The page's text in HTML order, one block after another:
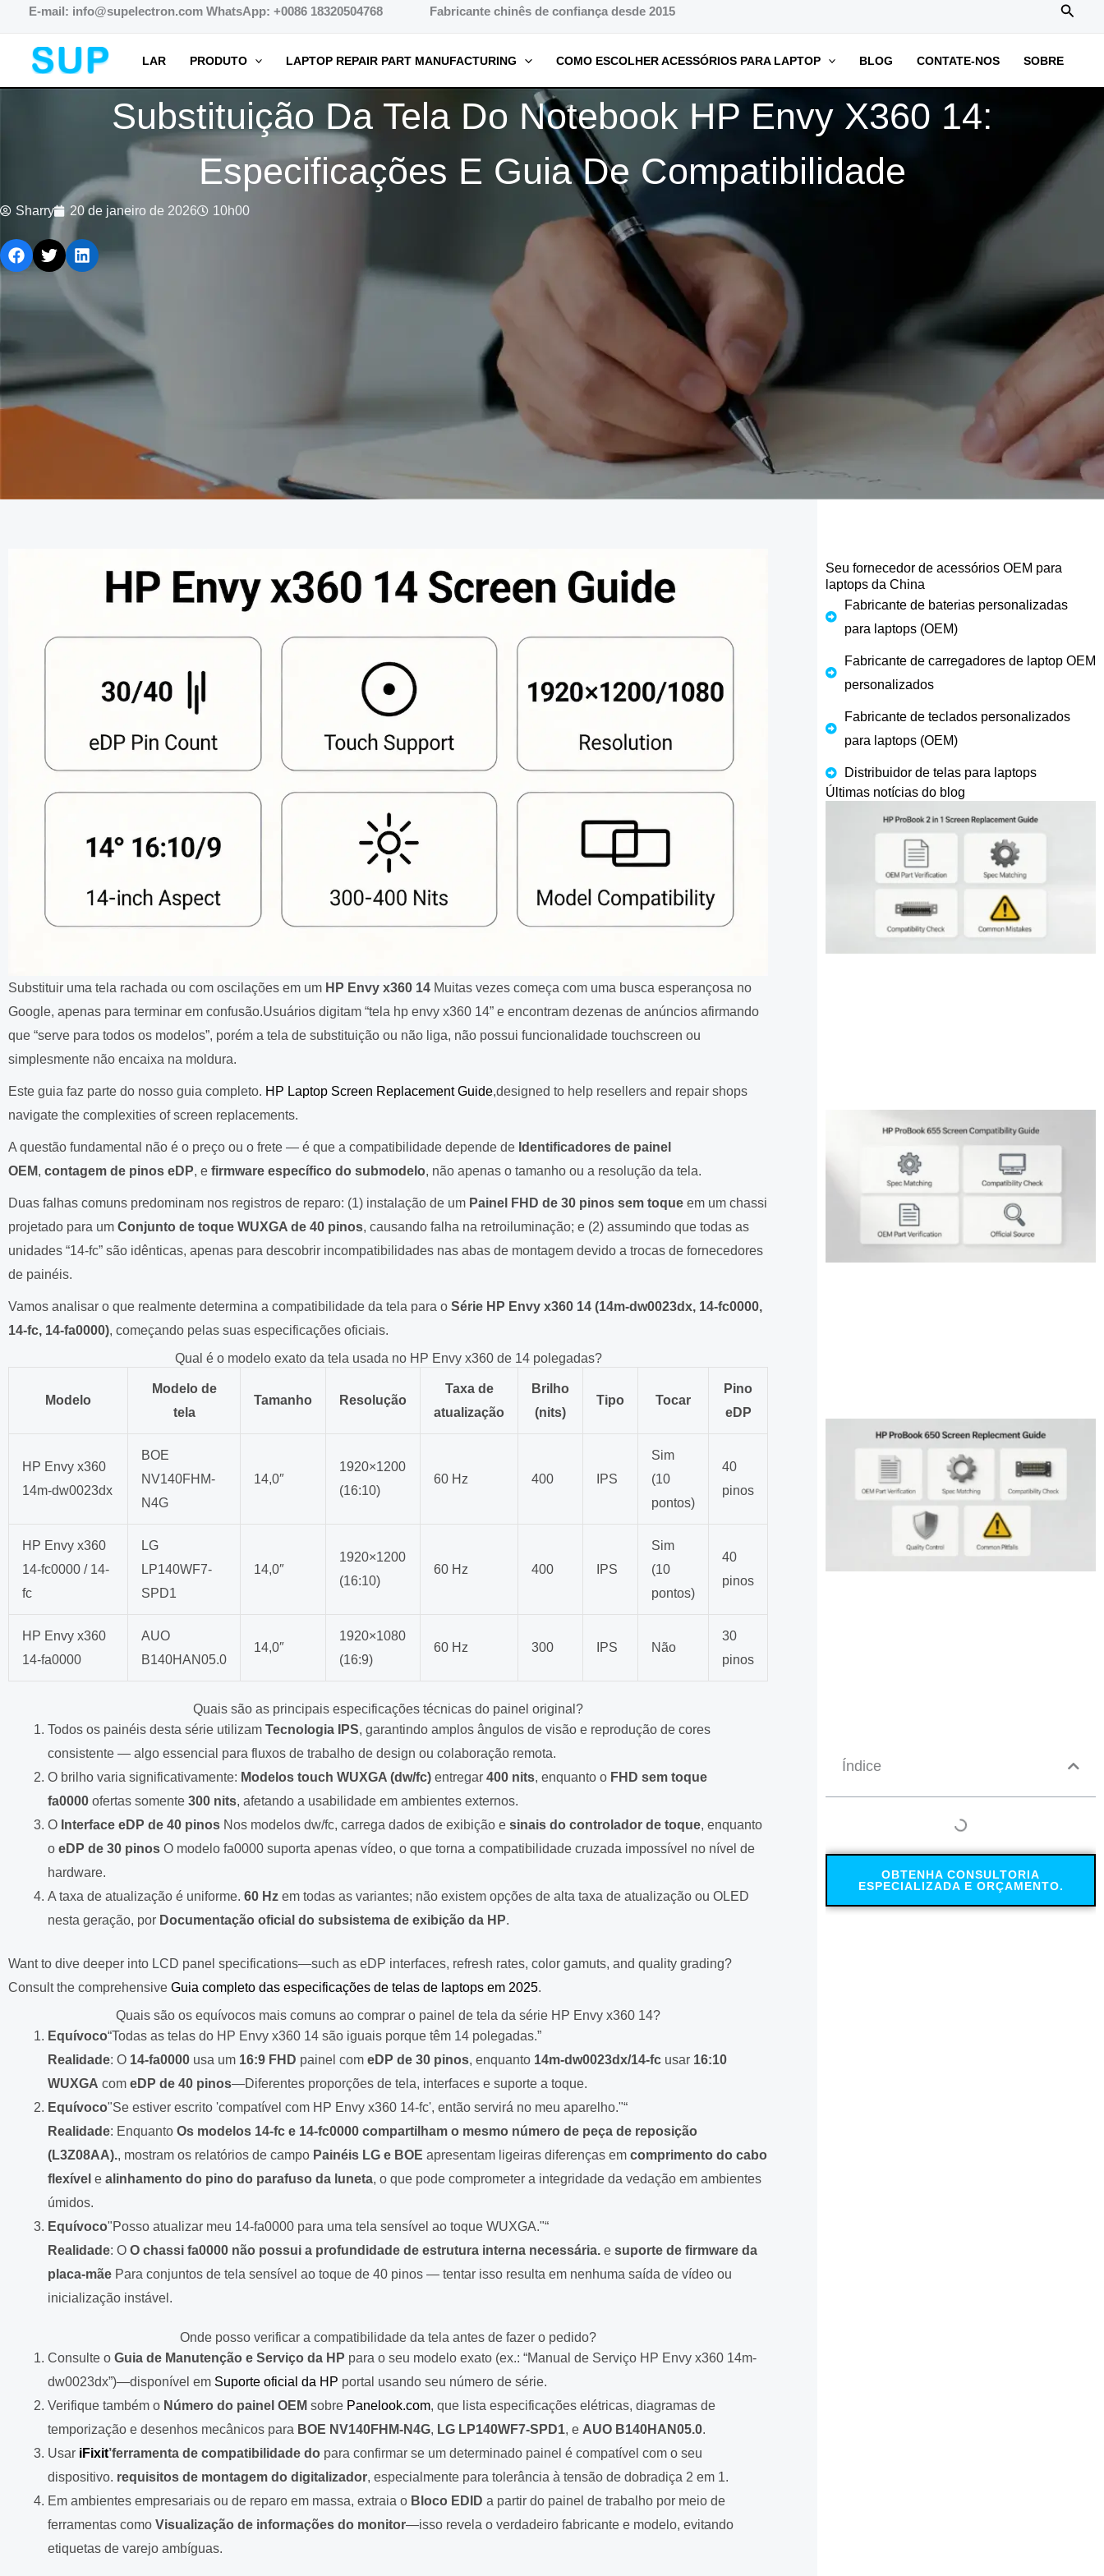
E-mail: info@supelectron.com WhatsApp: +0086 18320504768 Fabricante chinês de confiança desde 2015
搜
LAR PRODUTO LAPTOP REPAIR PART MANUFACTURING COMO ESCOLHER ACESSÓRIOS PARA LAPTOP BLOG CONTATE-NOS SOBRE
Substituição Da Tela Do Notebook HP Envy X360 14:
Especificações E Guia De Compatibilidade
Sharry 20 de janeiro de 2026 10h00
Substituir uma tela rachada ou com oscilações em um HP Envy x360 14 Muitas vezes começa com uma busca esperançosa no
Google, apenas para terminar em confusão.Usuários digitam “tela hp envy x360 14” e encontram dezenas de anúncios afirmando
que “serve para todos os modelos”, porém a tela de substituição ou não liga, não possui funcionalidade touchscreen ou
simplesmente não encaixa na moldura.
Este guia faz parte do nosso guia completo. HP Laptop Screen Replacement Guide,designed to help resellers and repair shops
navigate the complexities of screen replacements.
A questão fundamental não é o preço ou o frete — é que a compatibilidade depende de Identificadores de painel
OEM, contagem de pinos eDP, e firmware específico do submodelo, não apenas o tamanho ou a resolução da tela.
Duas falhas comuns predominam nos registros de reparo: (1) instalação de um Painel FHD de 30 pinos sem toque em um chassi
projetado para um Conjunto de toque WUXGA de 40 pinos, causando falha na retroiluminação; e (2) assumindo que todas as
unidades “14-fc” são idênticas, apenas para descobrir incompatibilidades nas abas de montagem devido a trocas de fornecedores
de painéis.
Vamos analisar o que realmente determina a compatibilidade da tela para o Série HP Envy x360 14 (14m-dw0023dx, 14-fc0000,
14-fc, 14-fa0000), começando pelas suas especificações oficiais.
Qual é o modelo exato da tela usada no HP Envy x360 de 14 polegadas?
Modelo
Modelo de
tela
Tamanho Resolução
Taxa de
atualização
Brilho
(nits)
Tipo Tocar
Pino
eDP
HP Envy x360
14m-dw0023dx
BOE
NV140FHM-
N4G
14,0″
1920×1200
(16:10)
60 Hz 400 IPS
Sim
(10
pontos)
40
pinos
HP Envy x360
14-fc0000 / 14-
fc
LG
LP140WF7-
SPD1
14,0″
1920×1200
(16:10)
60 Hz 400 IPS
Sim
(10
pontos)
40
pinos
HP Envy x360
14-fa0000
AUO
B140HAN05.0
14,0″
1920×1080
(16:9)
60 Hz 300 IPS Não
30
pinos
Quais são as principais especificações técnicas do painel original?
Todos os painéis desta série utilizam Tecnologia IPS, garantindo amplos ângulos de visão e reprodução de cores
consistente — algo essencial para fluxos de trabalho de design ou colaboração remota.
O brilho varia significativamente: Modelos touch WUXGA (dw/fc) entregar 400 nits, enquanto o FHD sem toque
fa0000 ofertas somente 300 nits, afetando a usabilidade em ambientes externos.
O Interface eDP de 40 pinos Nos modelos dw/fc, carrega dados de exibição e sinais do controlador de toque, enquanto
o eDP de 30 pinos O modelo fa0000 suporta apenas vídeo, o que torna a compatibilidade cruzada impossível no nível de
hardware.
A taxa de atualização é uniforme. 60 Hz em todas as variantes; não existem opções de alta taxa de atualização ou OLED
nesta geração, por Documentação oficial do subsistema de exibição da HP.
Want to dive deeper into LCD panel specifications—such as eDP interfaces, refresh rates, color gamuts, and quality grading?
Consult the comprehensive Guia completo das especificações de telas de laptops em 2025.
Quais são os equívocos mais comuns ao comprar o painel de tela da série HP Envy x360 14?
Equívoco“Todas as telas do HP Envy x360 14 são iguais porque têm 14 polegadas.”
Realidade: O 14-fa0000 usa um 16:9 FHD painel com eDP de 30 pinos, enquanto 14m-dw0023dx/14-fc usar 16:10
WUXGA com eDP de 40 pinos—Diferentes proporções de tela, interfaces e suporte a toque.
Equívoco"Se estiver escrito 'compatível com HP Envy x360 14-fc', então servirá no meu aparelho."“
Realidade: Enquanto Os modelos 14-fc e 14-fc0000 compartilham o mesmo número de peça de reposição
(L3Z08AA)., mostram os relatórios de campo Painéis LG e BOE apresentam ligeiras diferenças em comprimento do cabo
flexível e alinhamento do pino do parafuso da luneta, o que pode comprometer a integridade da vedação em ambientes
úmidos.
Equívoco"Posso atualizar meu 14-fa0000 para uma tela sensível ao toque WUXGA."“
Realidade: O O chassi fa0000 não possui a profundidade de estrutura interna necessária. e suporte de firmware da
placa-mãe Para conjuntos de tela sensível ao toque de 40 pinos — tentar isso resulta em nenhuma saída de vídeo ou
inicialização instável.
Onde posso verificar a compatibilidade da tela antes de fazer o pedido?
Consulte o Guia de Manutenção e Serviço da HP para o seu modelo exato (ex.: “Manual de Serviço HP Envy x360 14m-
dw0023dx”)—disponível em Suporte oficial da HP portal usando seu número de série.
Verifique também o Número do painel OEM sobre Panelook.com, que lista especificações elétricas, diagramas de
temporização e desenhos mecânicos para BOE NV140FHM-N4G, LG LP140WF7-SPD1, e AUO B140HAN05.0.
Usar iFixit’ferramenta de compatibilidade do para confirmar se um determinado painel é compatível com o seu
dispositivo. requisitos de montagem do digitalizador, especialmente para tolerância à tensão de dobradiça 2 em 1.
Em ambientes empresariais ou de reparo em massa, extraia o Bloco EDID a partir do painel de trabalho por meio de
ferramentas como Visualização de informações do monitor—isso revela o verdadeiro fabricante e modelo, evitando
etiquetas de varejo ambíguas.
Seu fornecedor de acessórios OEM para
laptops da China
Fabricante de baterias personalizadas
para laptops (OEM)
Fabricante de carregadores de laptop OEM
personalizados
Fabricante de teclados personalizados
para laptops (OEM)
Distribuidor de telas para laptops
Últimas notícias do blog
Índice
OBTENHA CONSULTORIA
ESPECIALIZADA E ORÇAMENTO.